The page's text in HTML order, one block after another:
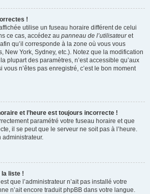
!
utilise un fuseau horaire différent de celui
ce cas, accédez au panneau de l’utilisateuret
qu’il corresponde à la zone où vous vous
New York, Sydney, etc.). Notez que la modification
plupart des paramètres, n’est accessible qu’aux
vous n’êtes pas enregistré, c’est le bon moment
et l’heure est toujours incorrecte !
paramétré votre fuseau horaire et que
il se peut que le serveur ne soit pas à l’heure.
administrateur.
la liste !
que l’administrateur n’ait pas installé votre
n’ait encore traduit phpBB dans votre langue.